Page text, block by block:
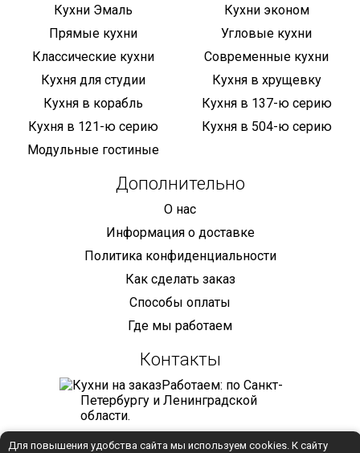
Кухни Эмаль
Кухни эконом
Прямые кухни
Угловые кухни
Классические кухни
Современные кухни
Кухня для студии
Кухня в хрущевку
Кухня в корабль
Кухня в 137-ю серию
Кухня в 121-ю серию
Кухня в 504-ю серию
Модульные гостиные
Дополнительно
О нас
Информация о доставке
Политика конфиденциальности
Как сделать заказ
Способы оплаты
Где мы работаем
Контакты
Работаем: по Санкт-
Петербургу и Ленинградской
области.
+7 (921) 905-68-59
Для повышения удобства сайта мы используем cookies. К сайту